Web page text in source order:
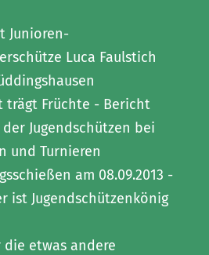
Junioren-
Luca Faulstich
trägt Früchte - Bericht
Jugendschützen bei
und Turnieren
am 08.09.2013 -
ist Jugendschützenkönig
etwas andere